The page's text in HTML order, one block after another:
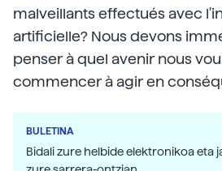
malveillants effectués avec
artificielle? Nous devons
penser à quel avenir nous
commencer à agir en
BULETINA
Bidali zure helbide elektronikoa eta